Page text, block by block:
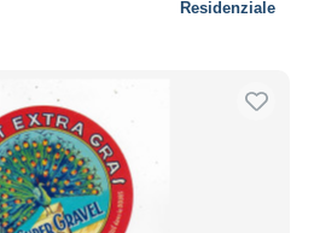
Residenziale